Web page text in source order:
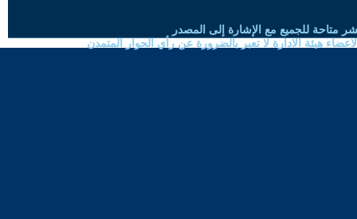
متاحة للجميع مع الإشارة إلى المصدر
هيئة الادارة لا تعبر بالضرورة عن رأي الحوار المتمدن